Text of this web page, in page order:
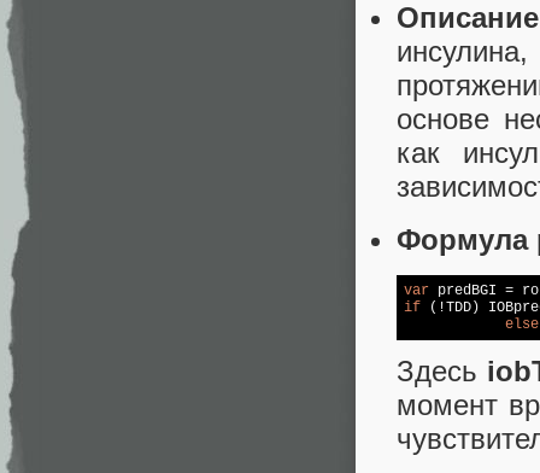
Описание
основе
как
Формула
var predBGI =
if (!TDD)
else
Здесь
момент